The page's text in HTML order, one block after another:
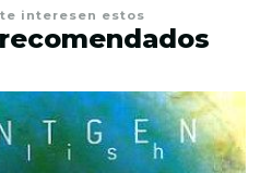
interesen estos